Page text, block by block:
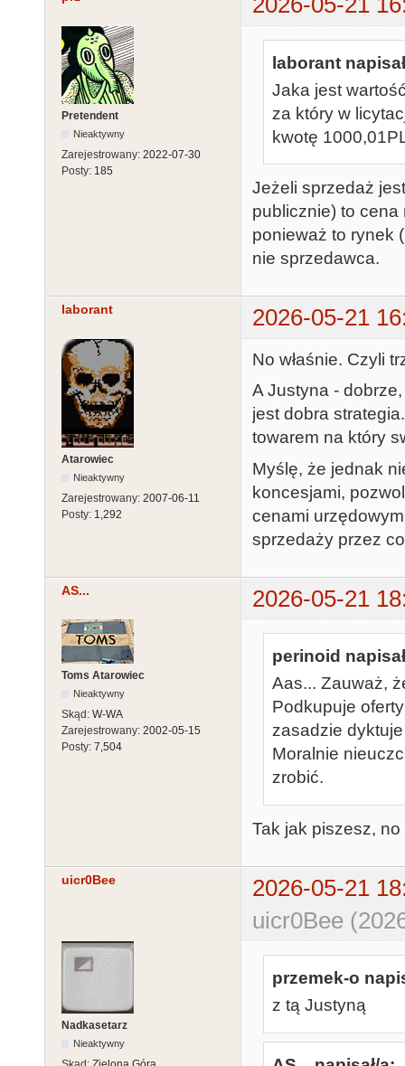
Pretendent
Nieaktywny
Zarejestrowany: 2022-07-30
Posty: 185
laborant
Jaka jest
za który w
kwotę
Jeżeli sprzedaż
publicznie) to
ponieważ to rynek
nie sprzedawca.
laborant 2026-05-21
Atarowiec
Nieaktywny
Zarejestrowany: 2007-06-11
Posty: 1,292
No właśnie. Czyli
A Justyna -
jest dobra
towarem na który
Myślę, że jednak
koncesjami,
cenami
sprzedaży przez
AS... 2026-05-21
Toms Atarowiec
Nieaktywny
Skąd: W-WA
Zarejestrowany: 2002-05-15
Posty: 7,504
perinoid
Aas... Zauważ,
Podkupuje
zasadzie
Moralnie
zrobić.
Tak jak piszesz,
uicr0Bee
2026-05-21
uicr0Bee
Nadkasetarz
Nieaktywny
przemek-o
z tą Justyną